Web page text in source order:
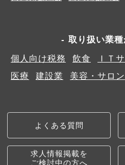
取り扱い業
個人向け税務
飲食 ＩＴ
医療
建設業 美容・サロン
よくある質問
求人情報掲載を
ご検討中の方へ